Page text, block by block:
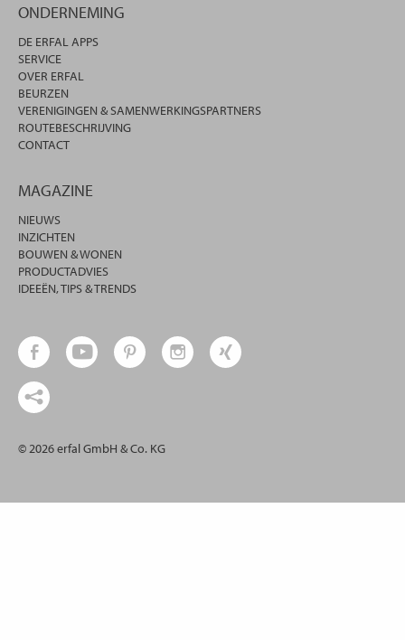
ONDERNEMING
DE ERFAL APPS
SERVICE
OVER ERFAL
BEURZEN
VERENIGINGEN & SAMENWERKINGSPARTNERS
ROUTEBESCHRIJVING
CONTACT
MAGAZINE
NIEUWS
INZICHTEN
BOUWEN & WONEN
PRODUCTADVIES
IDEEËN, TIPS & TRENDS
© 2026 erfal GmbH & Co. KG